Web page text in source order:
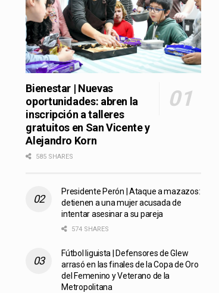
Bienestar | Nuevas
oportunidades: abren la
inscripción a talleres
gratuitos en San Vicente y
Alejandro Korn
585 SHARES
Presidente Perón | Ataque a mazazos:
detienen a una mujer acusada de
intentar asesinar a su pareja
574 SHARES
Fútbol liguista | Defensores de Glew
arrasó en las finales de la Copa de Oro
del Femenino y Veterano de la
Metropolitana